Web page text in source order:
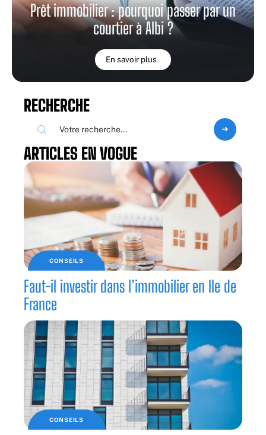
Prêt immobilier : pourquoi passer par un
courtier à Albi ?
En savoir plus
RECHERCHE
ARTICLES EN VOGUE
CONSEILS
Faut-il investir dans l’immobilier en Ile de
France
CONSEILS